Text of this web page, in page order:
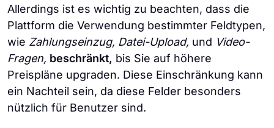
Allerdings ist es wichtig zu beachten, dass die
Plattform die Verwendung bestimmter Feldtypen,
wie Zahlungseinzug, Datei-Upload, und Video-
Fragen, beschränkt, bis Sie auf höhere
Preispläne upgraden. Diese Einschränkung kann
ein Nachteil sein, da diese Felder besonders
nützlich für Benutzer sind.